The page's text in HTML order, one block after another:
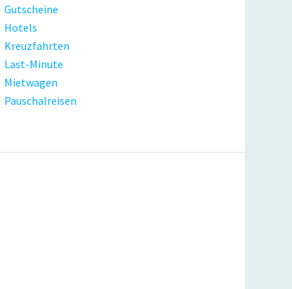
Gutscheine
Hotels
Kreuzfahrten
Last-Minute
Mietwagen
Pauschalreisen